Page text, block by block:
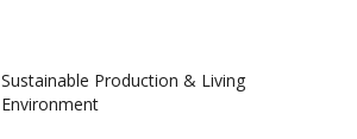
Sustainable Production & Living
Environment